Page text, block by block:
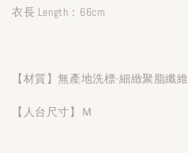
衣長 Length：66cm
【材質】無產地洗標-細緻聚脂纖維
【人台尺寸】Ｍ